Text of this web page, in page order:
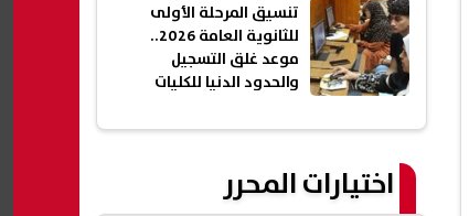
تنسيق المرحلة الأولى
للثانوية العامة 2026..
موعد غلق التسجيل
والحدود الدنيا للكليات
اختيارات المحرر